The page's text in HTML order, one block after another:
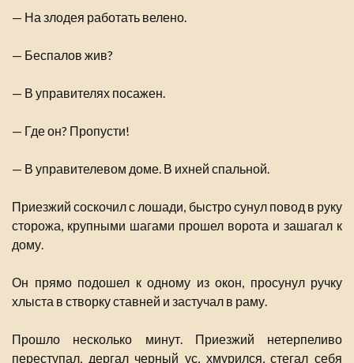
— На злодея работать велено.
— Беспалов жив?
— В управителях посажен.
— Где он? Пропусти!
— В управителевом доме. В ихней спальной.
Приезжий соскочил с лошади, быстро сунул повод в руку
сторожа, крупными шагами прошел ворота и зашагал к
дому.
Он прямо подошел к одному из окон, просунул ручку
хлыста в створку ставней и застучал в раму.
Прошло несколько минут. Приезжий нетерпеливо
переступал, дергал черный ус, хмурился, стегал себя